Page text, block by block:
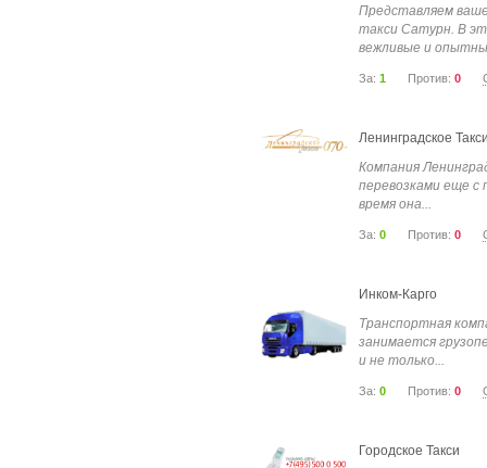
Представляем
такси Сатурн. В
вежливые и
За: 1 Против: 0
Ленинградское
Компания
перевозками еще с
время она...
За: 0 Против: 0
Инком-Карго
Транспортная
занимается
и не только...
За: 0 Против: 0
Городское Такси